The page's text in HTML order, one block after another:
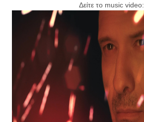
Δείτε το music video: